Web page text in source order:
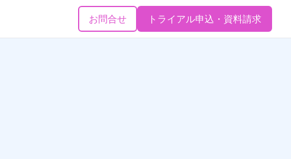
お問合せ トライアル申込・資料請求